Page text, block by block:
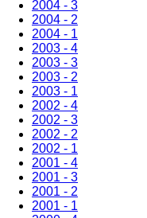
2004 - 3
2004 - 2
2004 - 1
2003 - 4
2003 - 3
2003 - 2
2003 - 1
2002 - 4
2002 - 3
2002 - 2
2002 - 1
2001 - 4
2001 - 3
2001 - 2
2001 - 1